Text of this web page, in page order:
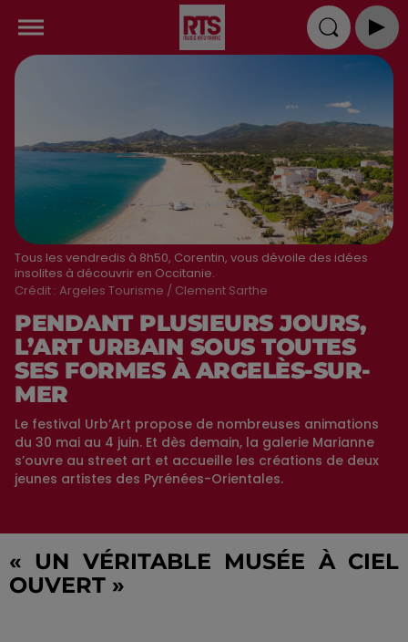
Tous les vendredis à 8h50, Corentin, vous dévoile des idées
insolites à découvrir en Occitanie.
Crédit : Argeles Tourisme / Clement Sarthe
PENDANT PLUSIEURS JOURS,
L’ART URBAIN SOUS TOUTES
SES FORMES À ARGELÈS-SUR-
MER
Le festival Urb’Art propose de nombreuses animations
du 30 mai au 4 juin. Et dès demain, la galerie Marianne
s’ouvre au street art et accueille les créations de deux
jeunes artistes des Pyrénées-Orientales.
« UN VÉRITABLE MUSÉE À CIEL
OUVERT »